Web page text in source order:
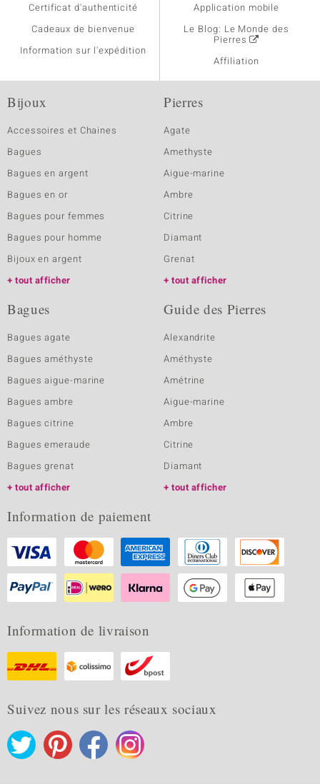
Certificat d'authenticité
Cadeaux de bienvenue
Information sur l'expédition
Application mobile
Le Blog: Le Monde des
Pierres
Affiliation
Bijoux
Accessoires et Chaines
Bagues
Bagues en argent
Bagues en or
Bagues pour femmes
Bagues pour homme
Bijoux en argent
tout afficher
Pierres
Agate
Amethyste
Aigue-marine
Ambre
Citrine
Diamant
Grenat
tout afficher
Bagues
Bagues agate
Bagues améthyste
Bagues aigue-marine
Bagues ambre
Bagues citrine
Bagues emeraude
Bagues grenat
tout afficher
Guide des Pierres
Alexandrite
Améthyste
Amétrine
Aigue-marine
Ambre
Citrine
Diamant
tout afficher
Information de paiement
Information de livraison
Suivez nous sur les réseaux sociaux